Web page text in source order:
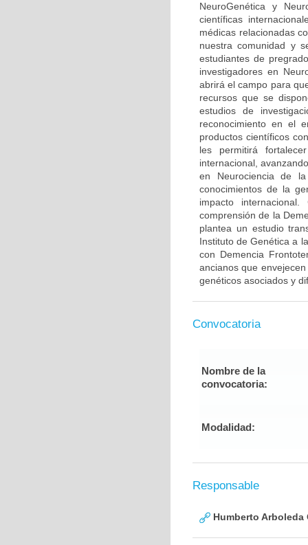
NeuroGenética y
científicas
médicas relacionadas
nuestra comunidad y
estudiantes de
investigadores en
abrirá el campo para
recursos que se
estudios de
reconocimiento en el
productos científicos
les permitirá
internacional,
en Neurociencia de
conocimientos de la
impacto
comprensión de la
plantea un estudio
Instituto de Genética a
con Demencia
ancianos que
genéticos asociados y
Convocatoria
Nombre de la
convocatoria:
Modalidad:
Responsable
Humberto Arboleda